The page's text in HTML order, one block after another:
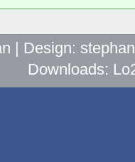
| Design:
Downloads: